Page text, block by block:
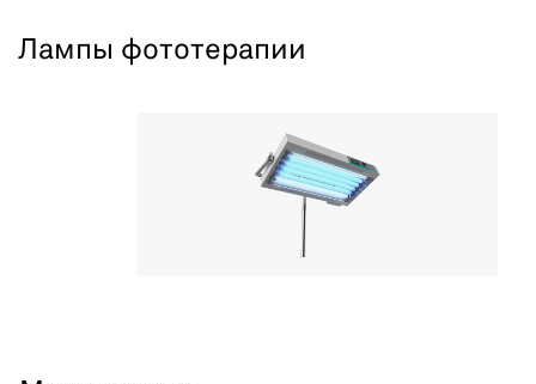
Лампы фототерапии